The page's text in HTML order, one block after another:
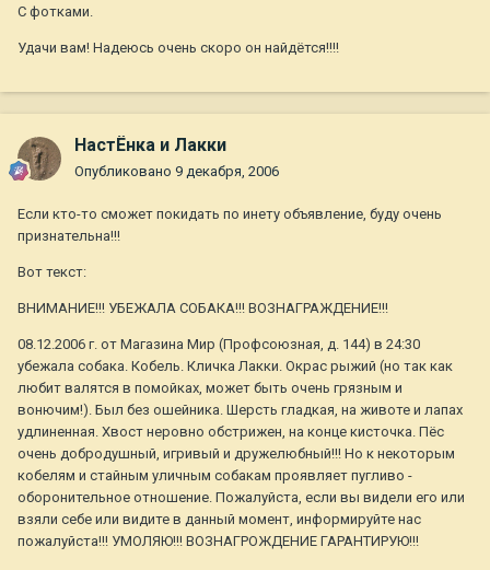
С фотками.
Удачи вам! Надеюсь очень скоро он найдётся!!!!
НастЁнка и Лакки
Опубликовано 9 декабря, 2006
Если кто-то сможет покидать по инету объявление, буду очень
признательна!!!
Вот текст:
ВНИМАНИЕ!!! УБЕЖАЛА СОБАКА!!! ВОЗНАГРАЖДЕНИЕ!!!
08.12.2006 г. от Магазина Мир (Профсоюзная, д. 144) в 24:30
убежала собака. Кобель. Кличка Лакки. Окрас рыжий (но так как
любит валятся в помойках, может быть очень грязным и
вонючим!). Был без ошейника. Шерсть гладкая, на животе и лапах
удлиненная. Хвост неровно обстрижен, на конце кисточка. Пёс
очень добродушный, игривый и дружелюбный!!! Но к некоторым
кобелям и стайным уличным собакам проявляет пугливо -
оборонительное отношение. Пожалуйста, если вы видели его или
взяли себе или видите в данный момент, информируйте нас
пожалуйста!!! УМОЛЯЮ!!! ВОЗНАГРОЖДЕНИЕ ГАРАНТИРУЮ!!!